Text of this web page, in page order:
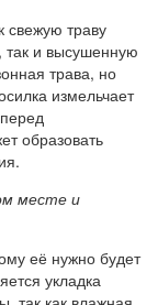
свежую траву
так и высушенную
трава, но
измельчает
образовать
месте и
её нужно будет
укладка